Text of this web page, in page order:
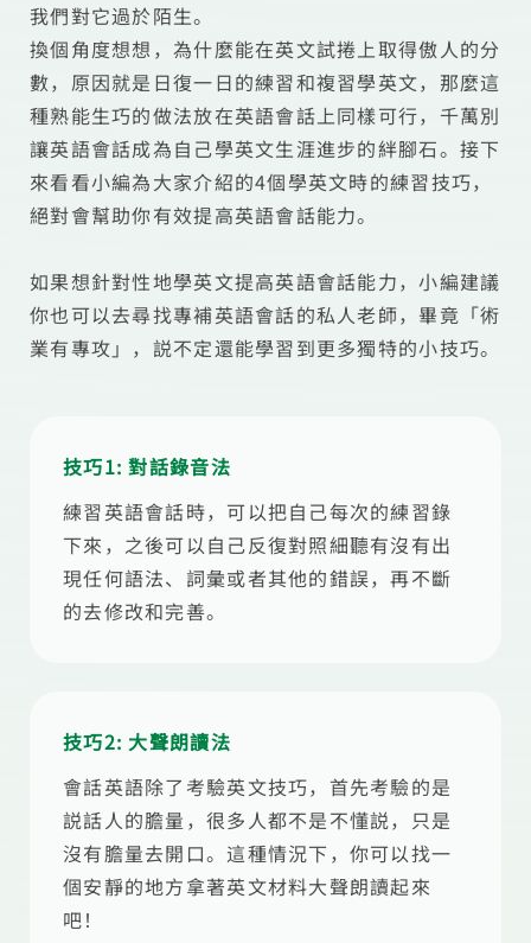
我們對它過於陌生。
換個角度想想，為什麼能在英文試捲上取得傲人的分
數，原因就是日復一日的練習和複習學英文，那麼這
種熟能生巧的做法放在英語會話上同樣可行，千萬別
讓英語會話成為自己學英文生涯進步的絆腳石。接下
來看看小編為大家介紹的4個學英文時的練習技巧，
絕對會幫助你有效提高英語會話能力。
如果想針對性地學英文提高英語會話能力，小編建議
你也可以去尋找專補英語會話的私人老師，畢竟「術
業有專攻」，説不定還能學習到更多獨特的小技巧。
技巧1: 對話錄音法
練習英語會話時，可以把自己每次的練習錄
下來，之後可以自己反復對照細聽有沒有出
現任何語法、詞彙或者其他的錯誤，再不斷
的去修改和完善。
技巧2: 大聲朗讀法
會話英語除了考驗英文技巧，首先考驗的是
説話人的膽量，很多人都不是不懂説，只是
沒有膽量去開口。這種情況下，你可以找一
個安靜的地方拿著英文材料大聲朗讀起來
吧！